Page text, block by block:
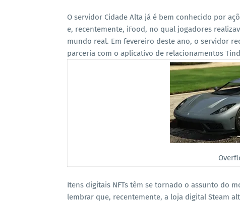
O servidor Cidade Alta já é bem conhecido por
e, recentemente, iFood, no qual jogadores
mundo real. Em fevereiro deste ano, o servidor
parceria com o aplicativo de relacionamentos
Itens digitais NFTs têm se tornado o assunto do
lembrar que, recentemente, a loja digital Steam